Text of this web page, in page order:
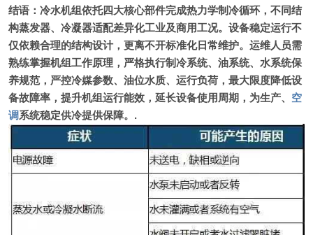
结语：冷水机组依托四大核心部件完成热力学制冷循环，不同结
构蒸发器、冷凝器适配差异化工业及商用工况。设备稳定运行不
仅依赖合理的结构设计，更离不开标准化日常维护。 运维人员需
熟练掌握机组工作原理，严格执行制冷系统、油系统、水系统保
养规范，严控冷媒参数、油位水质、运行负荷，最大限度降低设
备故障率，提升机组运行能效，延长设备使用周期，为生产、 空
调系统稳定供冷提供保障。.